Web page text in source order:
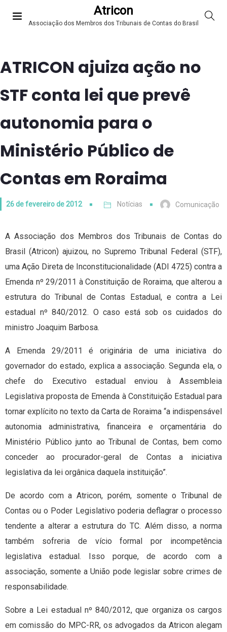
Atricon
Associação dos Membros dos Tribunais de Contas do Brasil
ATRICON ajuiza ação no
STF conta lei que prevê
autonomia para o
Ministério Público de
Contas em Roraima
26 de fevereiro de 2012 Notícias Comunicação
A Associação dos Membros dos Tribunais de Contas do
Brasil (Atricon) ajuizou, no Supremo Tribunal Federal (STF),
uma Ação Direta de Inconstitucionalidade (ADI 4725) contra a
Emenda nº 29/2011 à Constituição de Roraima, que alterou a
estrutura do Tribunal de Contas Estadual, e contra a Lei
estadual nº 840/2012. O caso está sob os cuidados do
ministro Joaquim Barbosa.
A Emenda 29/2011 é originária de uma iniciativa do
governador do estado, explica a associação. Segunda ela, o
chefe do Executivo estadual enviou à Assembleia
Legislativa proposta de Emenda à Constituição Estadual para
tornar explícito no texto da Carta de Roraima “a indispensável
autonomia administrativa, financeira e orçamentária do
Ministério Público junto ao Tribunal de Contas, bem como
conceder ao procurador-geral de Contas a iniciativa
legislativa da lei orgânica daquela instituição”.
De acordo com a Atricon, porém, somente o Tribunal de
Contas ou o Poder Legislativo poderia deflagrar o processo
tendente a alterar a estrutura do TC. Além disso, a norma
também sofreria de vício formal por incompetência
legislativa estadual. Isso porque, de acordo com a
associação, somente a União pode legislar sobre crimes de
responsabilidade.
Sobre a Lei estadual nº 840/2012, que organiza os cargos
em comissão do MPC-RR, os advogados da Atricon alegam